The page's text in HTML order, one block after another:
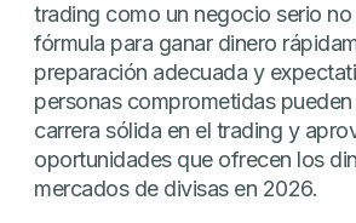
trading como un negocio serio
fórmula para ganar dinero
preparación adecuada y
personas comprometidas
carrera sólida en el trading y
oportunidades que ofrecen los
mercados de divisas en 2026.